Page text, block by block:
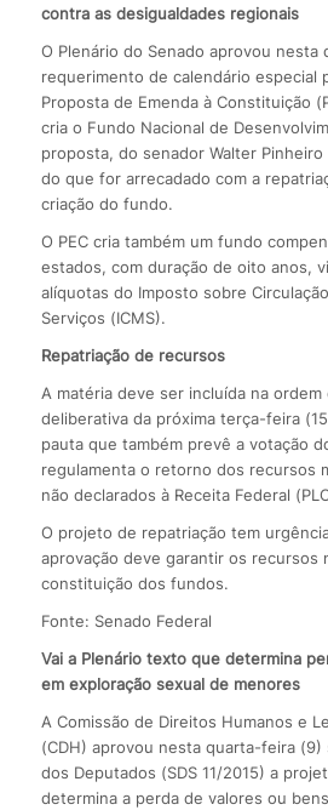
contra as desigualdades regionais
O Plenário do Senado aprovou nesta
requerimento de calendário especial
Proposta de Emenda à Constituição
cria o Fundo Nacional de
proposta, do senador Walter
do que for arrecadado com a
criação do fundo.
O PEC cria também um fundo
estados, com duração de oito anos,
alíquotas do Imposto sobre
Serviços (ICMS).
Repatriação de recursos
A matéria deve ser incluída na ordem
deliberativa da próxima terça-feira
pauta que também prevê a votação
regulamenta o retorno dos recursos
não declarados à Receita Federal
O projeto de repatriação tem
aprovação deve garantir os recursos
constituição dos fundos.
Fonte: Senado Federal
Vai a Plenário texto que determina
em exploração sexual de menores
A Comissão de Direitos Humanos e
(CDH) aprovou nesta quarta-feira (9)
dos Deputados (SDS 11/2015) a
determina a perda de valores ou